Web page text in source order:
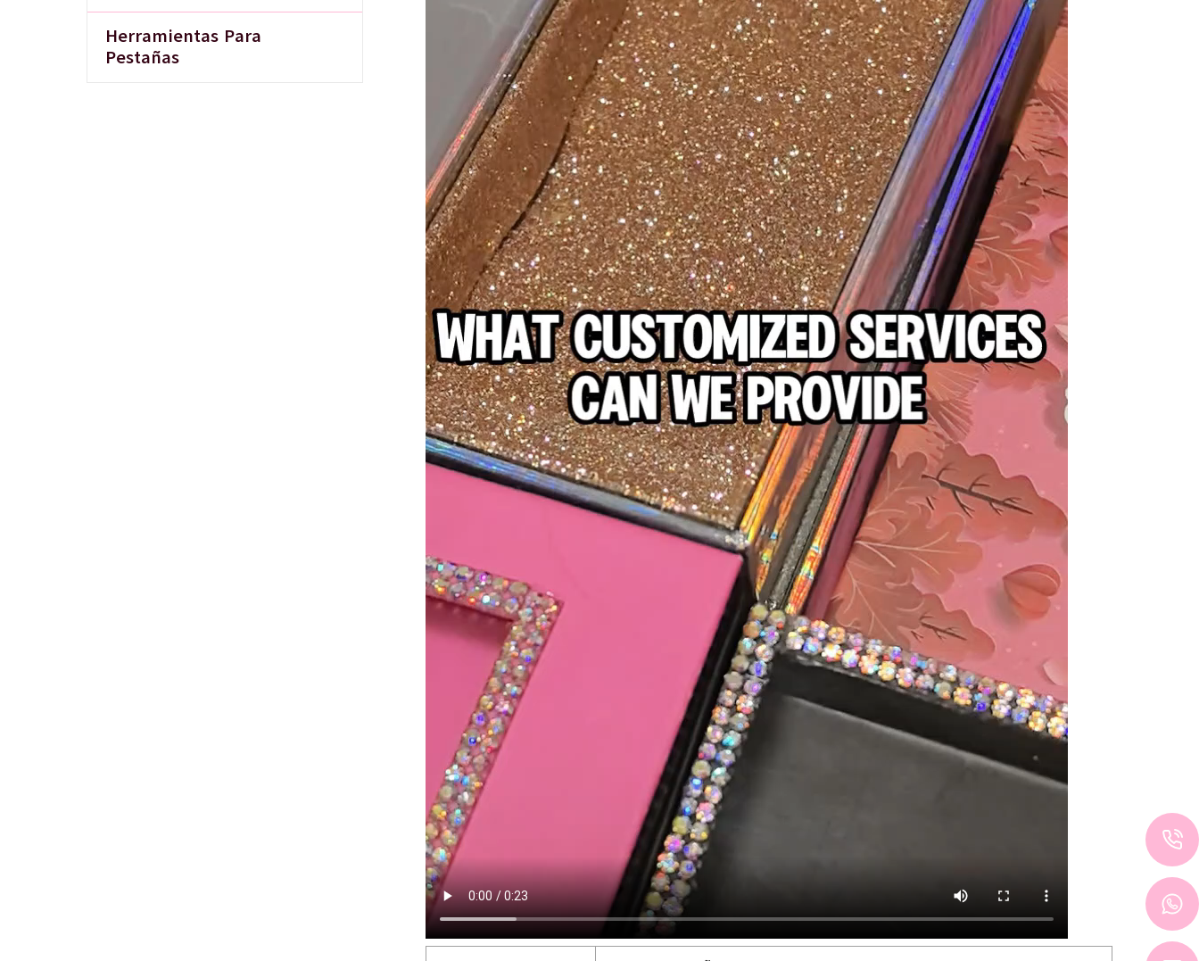
Herramientas Para
Pestañas